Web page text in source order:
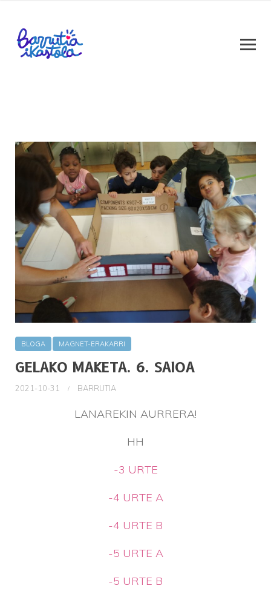
BLOGA MAGNET-ERAKARRI
GELAKO MAKETA. 6. SAIOA
2021-10-31 BARRUTIA
LANAREKIN AURRERA!
HH
-3 URTE
-4 URTE A
-4 URTE B
-5 URTE A
-5 URTE B